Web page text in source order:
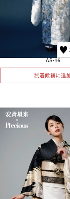
AS-16
試着候補に追